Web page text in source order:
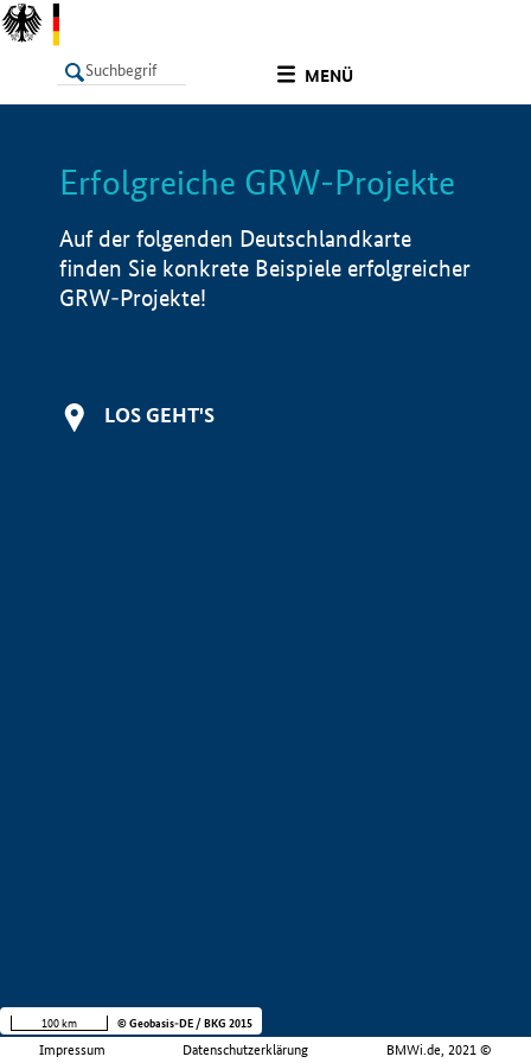
MENÜ
LISTE Info
Erfolgreiche GRW-Projekte
Auf der folgenden Deutschlandkarte
finden Sie konkrete Beispiele erfolgreicher
GRW-Projekte!
LOS GEHT'S
Impressum Datenschutzerklärung BMWi.de, 2021 ©
100 km © Geobasis-DE / BKG 2015